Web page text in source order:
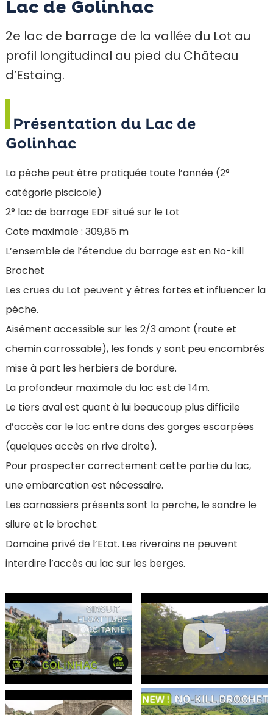
Lac de Golinhac
2e lac de barrage de la vallée du Lot au
profil longitudinal au pied du Château
d’Estaing.
Présentation du Lac de
Golinhac
La pêche peut être pratiquée toute l’année (2°
catégorie piscicole)
2° lac de barrage EDF situé sur le Lot
Cote maximale : 309,85 m
L’ensemble de l’étendue du barrage est en No-kill
Brochet
Les crues du Lot peuvent y êtres fortes et influencer la
pêche.
Aisément accessible sur les 2/3 amont (route et
chemin carrossable), les fonds y sont peu encombrés
mise à part les herbiers de bordure.
La profondeur maximale du lac est de 14m.
Le tiers aval est quant à lui beaucoup plus difficile
d’accès car le lac entre dans des gorges escarpées
(quelques accès en rive droite).
Pour prospecter correctement cette partie du lac,
une embarcation est nécessaire.
Les carnassiers présents sont la perche, le sandre le
silure et le brochet.
Domaine privé de l’Etat. Les riverains ne peuvent
interdire l’accès au lac sur les berges.